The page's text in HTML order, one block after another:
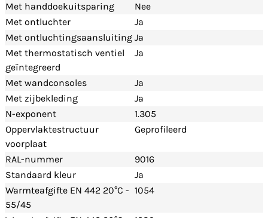
Met handdoekuitsparing
Nee
Met ontluchter
Ja
Met ontluchtingsaansluiting Ja
Met thermostatisch ventiel
geïntegreerd
Ja
Met wandconsoles
Ja
Met zijbekleding
Ja
N-exponent
1.305
Oppervlaktestructuur
voorplaat
Geprofileerd
RAL-nummer
9016
Standaard kleur
Ja
Warmteafgifte EN 442 20°C -
55/45
1054